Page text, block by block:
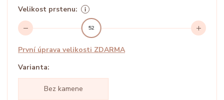
Velikost prstenu:
52
První úprava velikosti ZDARMA
Varianta:
Bez kamene